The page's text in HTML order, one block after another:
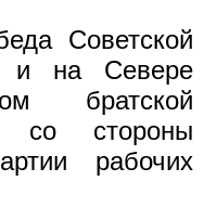
Советской
и на Севере
братской
со стороны
рабочих